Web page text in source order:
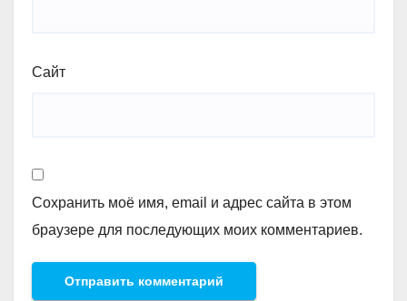
Сайт
Сохранить моё имя, email и адрес сайта в этом
браузере для последующих моих комментариев.